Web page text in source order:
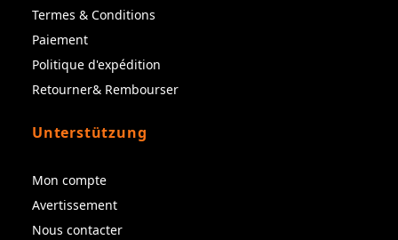
Termes & Conditions
Paiement
Politique d'expédition
Retourner& Rembourser
Unterstützung
Mon compte
Avertissement
Nous contacter